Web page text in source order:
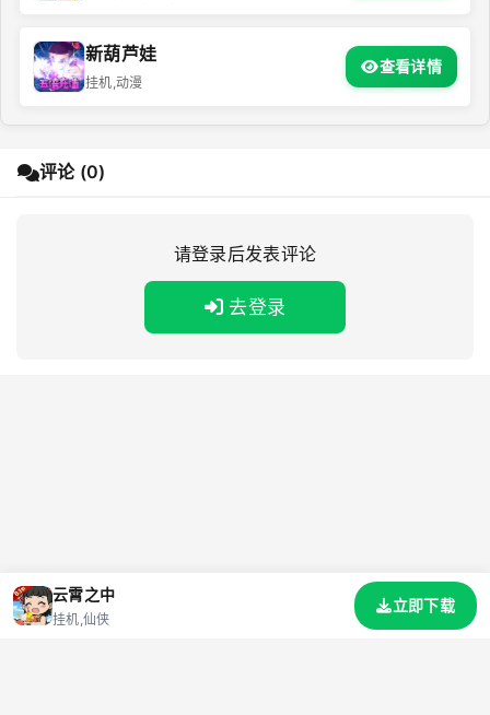
新葫芦娃
挂机,动漫
查看详情
评论 (0)
请登录后发表评论
去登录
云霄之中
挂机,仙侠
立即下载